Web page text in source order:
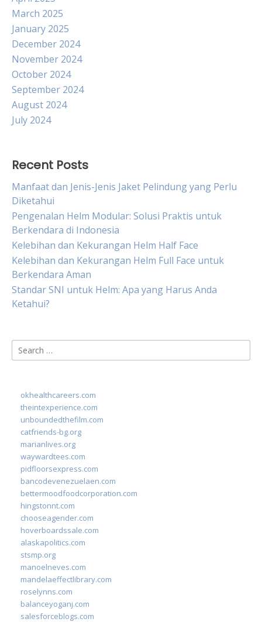
March 2025
January 2025
December 2024
November 2024
October 2024
September 2024
August 2024
July 2024
Recent Posts
Manfaat dan Jenis-Jenis Jaket Pelindung yang Perlu
Diketahui
Pengenalan Helm Modular: Solusi Praktis untuk
Berkendara di Indonesia
Kelebihan dan Kekurangan Helm Half Face
Kelebihan dan Kekurangan Helm Full Face untuk
Berkendara Aman
Standar SNI untuk Helm: Apa yang Harus Anda
Ketahui?
Search
for:
okhealthcareers.com
theintexperience.com
unboundedthefilm.com
catfriends-bg.org
marianlives.org
waywardtees.com
pidfloorsexpress.com
bancodevenezuelaen.com
bettermoodfoodcorporation.com
hingstonnt.com
chooseagender.com
hoverboardssale.com
alaskapolitics.com
stsmp.org
manoelneves.com
mandelaeffectlibrary.com
roselynns.com
balanceyoganj.com
salesforceblogs.com